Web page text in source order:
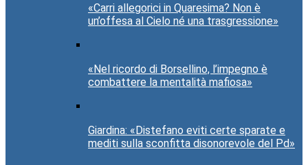
«Carri allegorici in Quaresima? Non è
un’offesa al Cielo né una trasgressione»
«Nel ricordo di Borsellino, l’impegno è
combattere la mentalità mafiosa»
Giardina: «Distefano eviti certe sparate e
mediti sulla sconfitta disonorevole del Pd»